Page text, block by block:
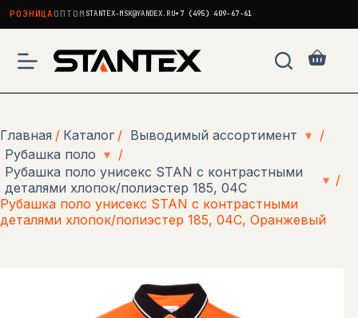
РОЗНИЦА ОПТОМ STANTEX-MSK@YANDEX.RU+7 (495) 409-67-61
сути
Главная / Каталог / Выводимый ассортимент ▾ /
Рубашка поло ▾ /
Рубашка поло унисекс STAN с контрастными
деталями хлопок/полиэстер 185, 04С
▾ /
Рубашка поло унисекс STAN с контрастными
деталями хлопок/полиэстер 185, 04С, Оранжевый